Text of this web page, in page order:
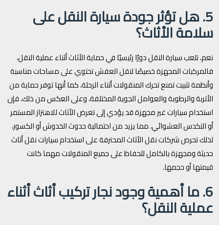
5. هل تؤثر جودة سيارة النقل على
سلامة الأثاث؟
نعم، تلعب سيارة النقل دورًا رئيسيًا في حماية الأثاث أثناء عملية النقل،
فالمركبات المجهزة خصيصًا لنقل العفش تحتوي على مساحات مناسبة
وأنظمة تثبيت تمنع تحرك المنقولات أثناء الرحلة، كما أنها توفر حماية من
الأتربة والرطوبة والعوامل الجوية المختلفة، وعلى العكس من ذلك، فإن
استخدام سيارات غير مجهزة قد يؤدي إلى تعرض الأثاث للاهتزاز المستمر
أو التكدس العشوائي، مما يزيد من احتمالية حدوث الخدوش أو الكسور،
لذلك تحرص شركات نقل الأثاث المحترفة على استخدام سيارات نقل أثاث
حديثة ومجهزة بالكامل للحفاظ على جميع المنقولات مهما كانت
قيمتها أو حجمها.
6. ما أهمية وجود نجار تركيب أثاث أثناء
عملية النقل؟